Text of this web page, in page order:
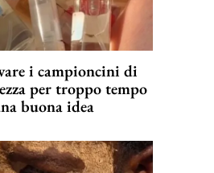
i campioncini di
per troppo tempo
buona idea